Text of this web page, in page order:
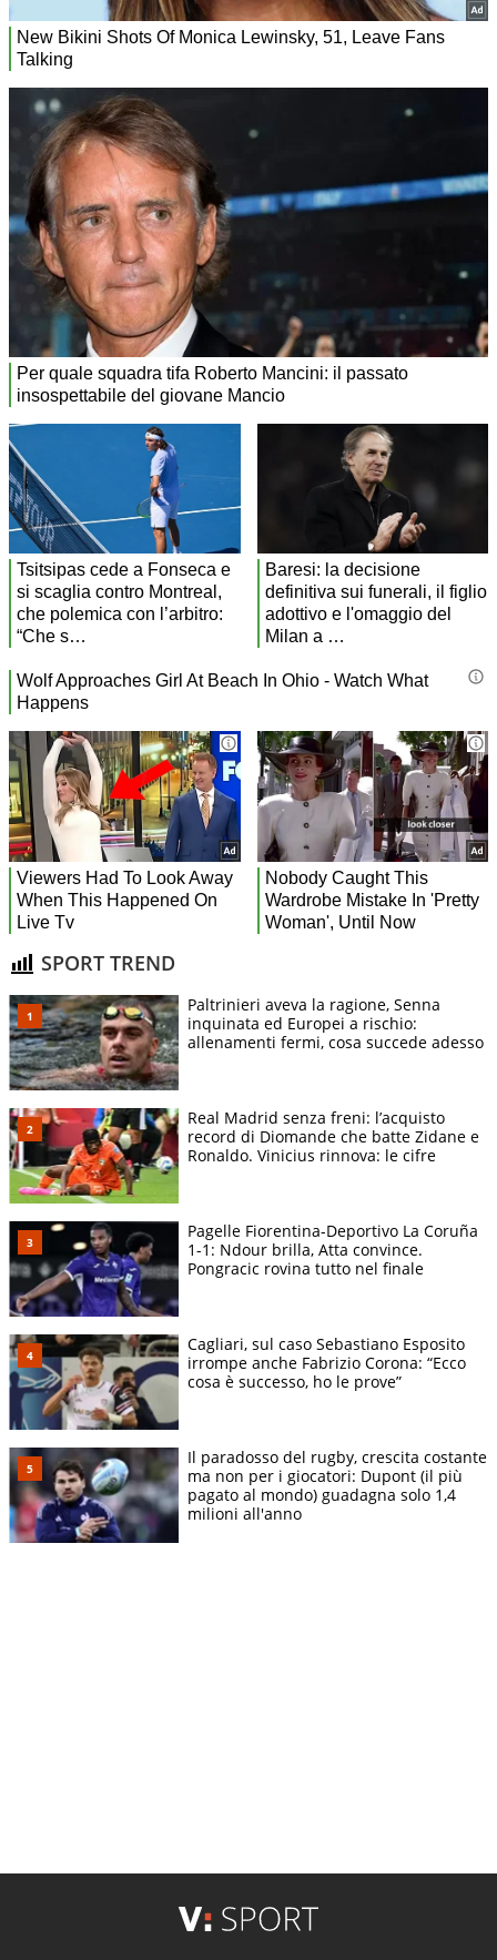
SPORT TREND
Paltrinieri aveva la ragione, Senna
inquinata ed Europei a rischio:
allenamenti fermi, cosa succede adesso
Real Madrid senza freni: l’acquisto
record di Diomande che batte Zidane e
Ronaldo. Vinicius rinnova: le cifre
Pagelle Fiorentina-Deportivo La Coruña
1-1: Ndour brilla, Atta convince.
Pongracic rovina tutto nel finale
Cagliari, sul caso Sebastiano Esposito
irrompe anche Fabrizio Corona: “Ecco
cosa è successo, ho le prove”
Il paradosso del rugby, crescita costante
ma non per i giocatori: Dupont (il più
pagato al mondo) guadagna solo 1,4
milioni all'anno